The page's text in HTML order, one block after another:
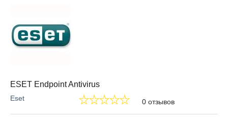
ESET Endpoint Antivirus
0 отзывов
Eset